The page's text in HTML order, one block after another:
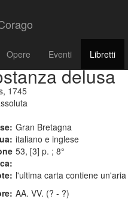
Opere Eventi Libretti
delusa
1745
Gran Bretagna
italiano e inglese
53, [3] p. ; 8°
l'ultima carta contiene
AA. VV. (? - ?)